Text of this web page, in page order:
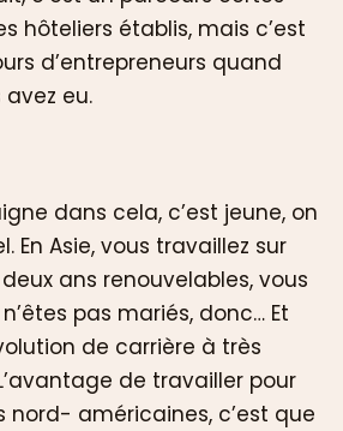
hôteliers établis, mais c’est
d’entrepreneurs quand
eu.
dans cela, c’est jeune, on
En Asie, vous travaillez sur
ans renouvelables, vous
pas mariés, donc… Et
de carrière à très
de travailler pour
nord- américaines, c’est que